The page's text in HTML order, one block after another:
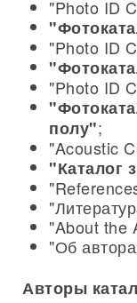
"Photo ID
"Photo ID
"Photo ID
полу";
"Acoustic
"Каталог
"About the
"Об
Авторы